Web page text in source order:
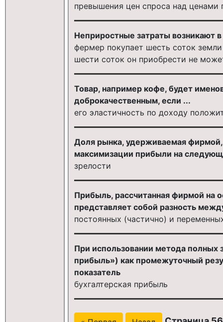
превышения цен спроса над ценами
Неприростные затраты возникают в
фермер покупает шесть соток
шести соток он приобрести не
Товар, например кофе, будет
доброкачественным, если ...
его эластичность по доходу
Доля рынка, удерживаемая
максимизации прибыли на
зрелости
Прибыль, рассчитанная фирмой на
представляет собой разность
постоянных (частично) и
При использовании метода полных
прибыль») как промежуточный
показатель
бухгалтерская прибыль